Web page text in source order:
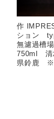
作
ション
無濾過槽
750ml 清
県鈴鹿 ※